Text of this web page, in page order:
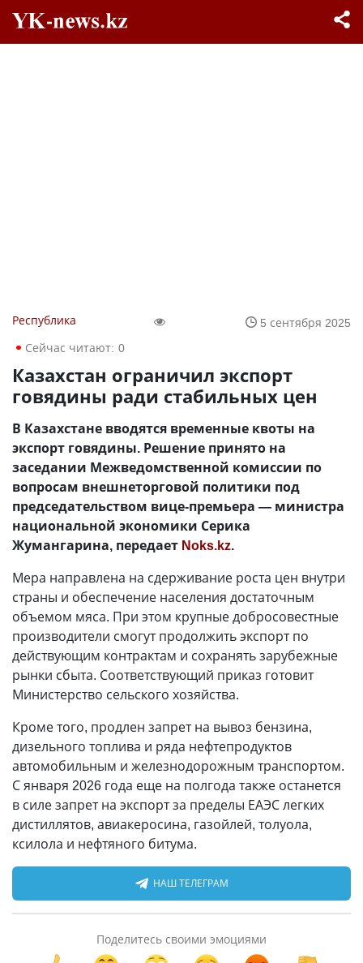
Республика
5 сентября 2025
Сейчас читают: 0
Казахстан ограничил экспорт
говядины ради стабильных цен
В Казахстане вводятся временные квоты на
экспорт говядины. Решение принято на
заседании Межведомственной комиссии по
вопросам внешнеторговой политики под
председательством вице-премьера — министра
национальной экономики Серика
Жумангарина, передает Noks.kz.
Мера направлена на сдерживание роста цен внутри
страны и обеспечение населения достаточным
объемом мяса. При этом крупные добросовестные
производители смогут продолжить экспорт по
действующим контрактам и сохранять зарубежные
рынки сбыта. Соответствующий приказ готовит
Министерство сельского хозяйства.
Кроме того, продлен запрет на вывоз бензина,
дизельного топлива и ряда нефтепродуктов
автомобильным и железнодорожным транспортом.
С января 2026 года еще на полгода также останется
в силе запрет на экспорт за пределы ЕАЭС легких
дистиллятов, авиакеросина, газойлей, толуола,
ксилола и нефтяного битума.
НАШ ТЕЛЕГРАМ
Поделитесь своими эмоциями